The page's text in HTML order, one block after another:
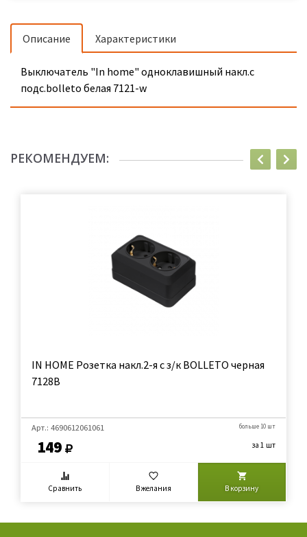
Описание Характеристики
Выключатель "In home" одноклавишный накл.с
подс.bolleto белая 7121-w
РЕКОМЕНДУЕМ:
IN HOME Розетка накл.2-я с з/к BOLLETO черная
7128B
Арт.: 4690612061061
149
больше 10 шт
за 1 шт
Сравнить В желания В корзину